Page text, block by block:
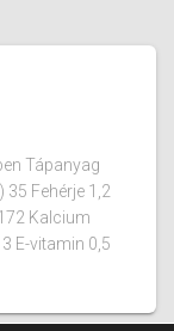
Tápanyag
35 Fehérje 1,2
Kalcium
E-vitamin 0,5